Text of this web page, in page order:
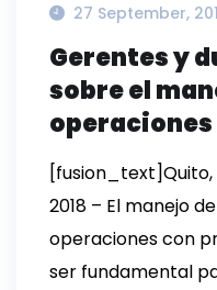
27 September,
Gerentes y
sobre el
operaciones
2018 – El manejo
operaciones con
ser fundamental